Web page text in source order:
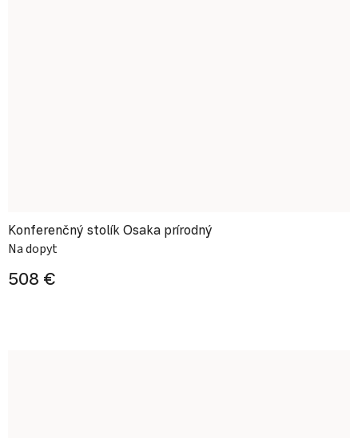
Konferenčný stolík Osaka prírodný
Na dopyt
508 €